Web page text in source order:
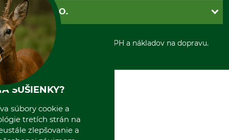
Ochrana osobnych udajov
Otváracie hodiny
Zrušenie objednávky
Dobierka
Platba vopred
Sepa-inkaso
Osobný odber
GRUBE S.R.O.
O nás
Predajňa
Kolektív GRUBE
Naše pobočky v Európe
*Všetky ceny sú vrátane DPH a nákladov na dopravu.
SUŠIENKY?
súbory cookie a
tretích strán na
zlepšovanie a